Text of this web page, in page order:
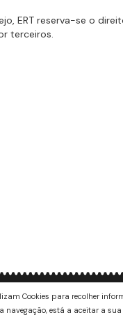
ERT reserva-se o
terceiros.
Rede de Museus de
Cookies para recolher
está a aceitar a